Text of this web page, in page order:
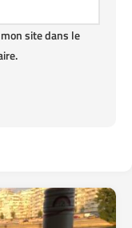
site dans le